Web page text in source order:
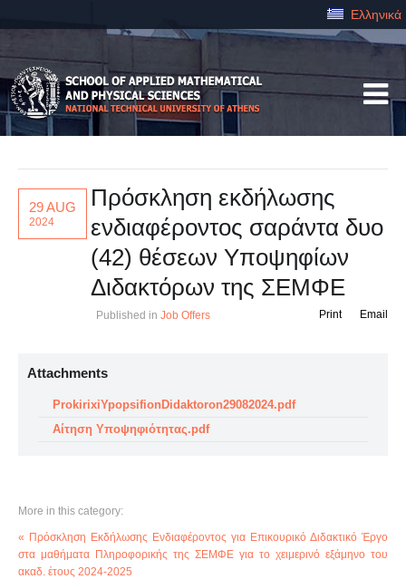
Ελληνικά
29 AUG
2024
Πρόσκληση εκδήλωσης
ενδιαφέροντος σαράντα δυο
(42) θέσεων Υποψηφίων
Διδακτόρων της ΣΕΜΦΕ
Published in Job Offers Email
Print
Attachments
ProkirixiYpopsifionDidaktoron29082024.pdf
Αίτηση Υποψηφιότητας.pdf
More in this category:
« Πρόσκληση Εκδήλωσης Ενδιαφέροντος για Επικουρικό Διδακτικό Έργο
στα μαθήματα Πληροφορικής της ΣΕΜΦΕ για το χειμερινό εξάμηνο του
ακαδ. έτους 2024-2025